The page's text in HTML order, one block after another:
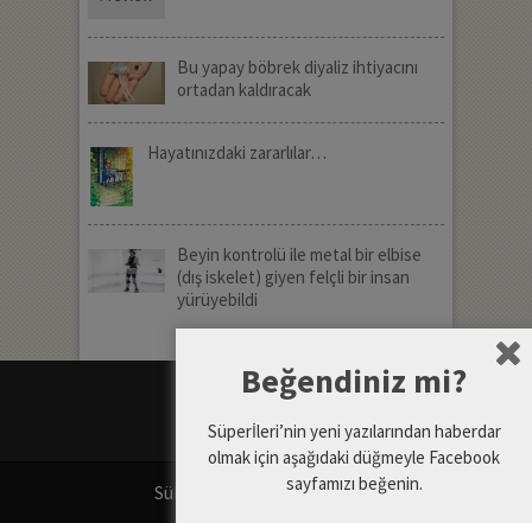
Bu yapay böbrek diyaliz ihtiyacını
ortadan kaldıracak
Hayatınızdaki zararlılar…
Beyin kontrolü ile metal bir elbise
(dış iskelet) giyen felçli bir insan
yürüyebildi
SüPERiLERi
Copyright © 2026.
Beğendiniz mi?
Süperİleri’nin yeni yazılarından haberdar
olmak için aşağıdaki düğmeyle Facebook
sayfamızı beğenin.